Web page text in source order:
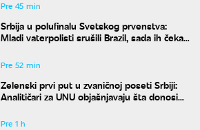
Pre 45 min
Srbija u polufinalu Svetskog prvenstva:
Mladi vaterpolisti srušili Brazil, sada ih čeka
Pre 52 min
Zelenski prvi put u zvaničnoj poseti Srbiji:
Analitičari za UNU objašnjavaju šta donosi
Moskva
Pre 1 h